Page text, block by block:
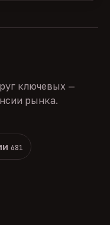
ключевых —
рынка.
681